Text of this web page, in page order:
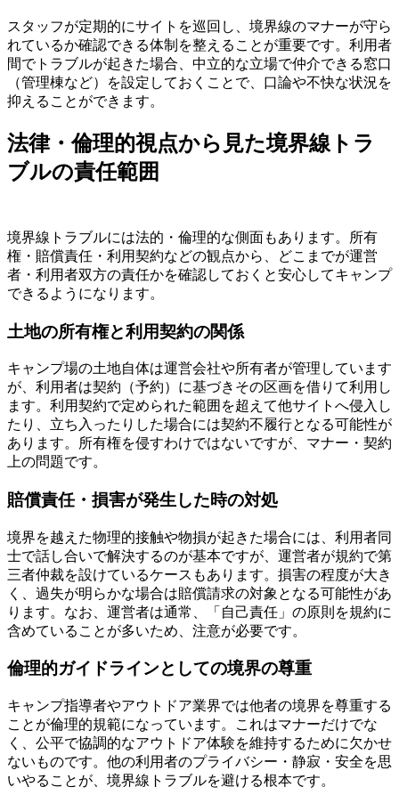
スタッフが定期的にサイトを巡回し、境界線のマナーが守ら
れているか確認できる体制を整えることが重要です。利用者
間でトラブルが起きた場合、中立的な立場で仲介できる窓口
（管理棟など）を設定しておくことで、口論や不快な状況を
抑えることができます。
法律・倫理的視点から見た境界線トラ
ブルの責任範囲
境界線トラブルには法的・倫理的な側面もあります。所有
権・賠償責任・利用契約などの観点から、どこまでが運営
者・利用者双方の責任かを確認しておくと安心してキャンプ
できるようになります。
土地の所有権と利用契約の関係
キャンプ場の土地自体は運営会社や所有者が管理しています
が、利用者は契約（予約）に基づきその区画を借りて利用し
ます。利用契約で定められた範囲を超えて他サイトへ侵入し
たり、立ち入ったりした場合には契約不履行となる可能性が
あります。所有権を侵すわけではないですが、マナー・契約
上の問題です。
賠償責任・損害が発生した時の対処
境界を越えた物理的接触や物損が起きた場合には、利用者同
士で話し合いで解決するのが基本ですが、運営者が規約で第
三者仲裁を設けているケースもあります。損害の程度が大き
く、過失が明らかな場合は賠償請求の対象となる可能性があ
ります。なお、運営者は通常、「自己責任」の原則を規約に
含めていることが多いため、注意が必要です。
倫理的ガイドラインとしての境界の尊重
キャンプ指導者やアウトドア業界では他者の境界を尊重する
ことが倫理的規範になっています。これはマナーだけでな
く、公平で協調的なアウトドア体験を維持するために欠かせ
ないものです。他の利用者のプライバシー・静寂・安全を思
いやることが、境界線トラブルを避ける根本です。